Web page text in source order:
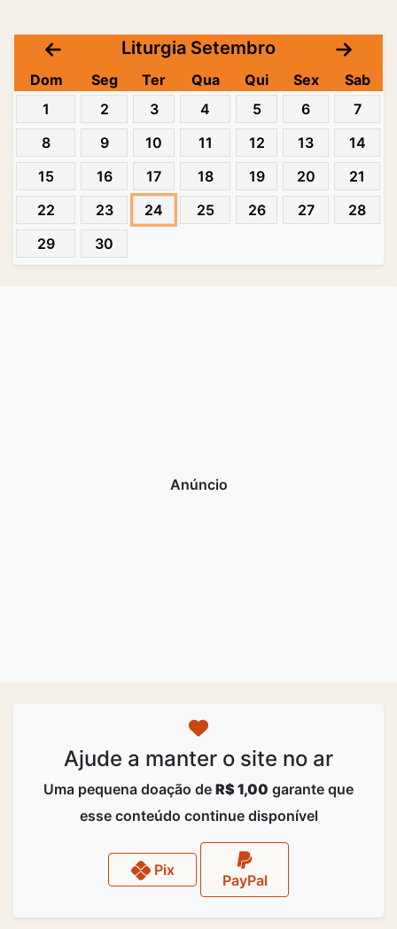
Liturgia Setembro
Dom Seg Ter Qua Qui Sex
Sab
1
2 3 4 5 6
7
8
9 10 11 12 13
14
15
16 17 18 19 20
21
22
23 24 25 26 27
28
29
30
Ajude a manter o site no ar
Uma pequena doação de R$ 1,00 garante que
esse conteúdo continue disponível
Pix
PayPal